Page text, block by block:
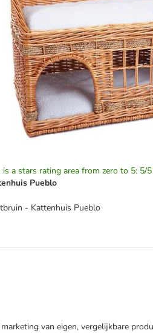
is a stars rating area from zero to 5: 5/5
Pueblo
- Kattenhuis Pueblo
van eigen, vergelijkbare